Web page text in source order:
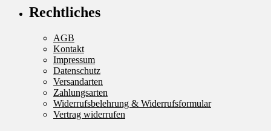
Rechtliches
AGB
Kontakt
Impressum
Datenschutz
Versandarten
Zahlungsarten
Widerrufsbelehrung & Widerrufsformular
Vertrag widerrufen